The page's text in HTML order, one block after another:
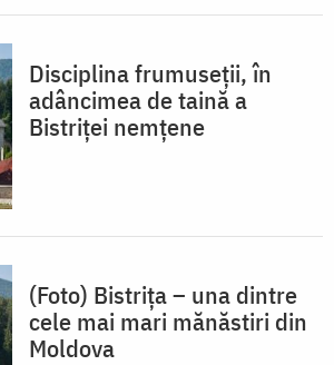
Disciplina frumuseții, în
adâncimea de taină a
Bistriței nemțene
(Foto) Bistrița – una dintre
cele mai mari mănăstiri din
Moldova